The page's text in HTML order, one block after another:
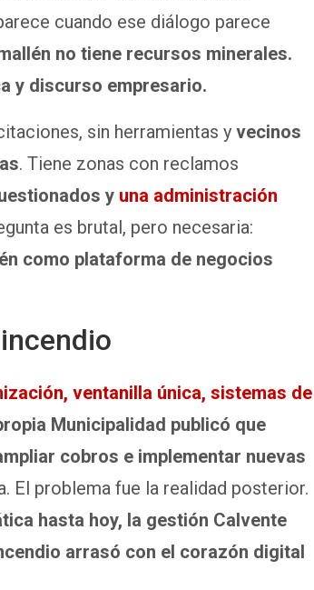
cuando ese diálogo parece
no tiene recursos minerales.
y discurso empresario.
sin herramientas y vecinos
. Tiene zonas con reclamos
y una administración
es brutal, pero necesaria:
como plataforma de negocios
ventanilla única, sistemas de
Municipalidad publicó que
cobros e implementar nuevas
El problema fue la realidad posterior.
hasta hoy, la gestión Calvente
arrasó con el corazón digital